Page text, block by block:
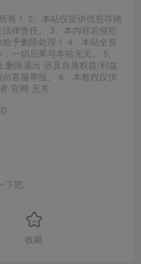
有！ 2、本站仅提供信息存储
律责任。 3、本内容若侵犯
予删除处理！ 4、本站全资
一切后果与本站无关。 5、
删除退出 涉及自身权益/利益
客服举报。 6、本教程仅供
官网 无关
下吧
收藏